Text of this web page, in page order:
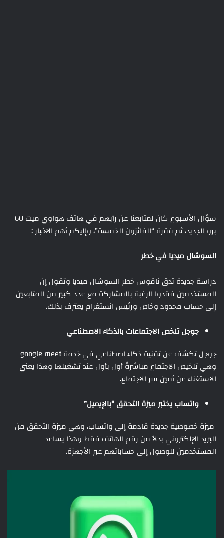
سؤال الأسبوع كان لمتابعنا عن رأيهم في هاتف هواوي ميت 60
برو الجديد، ثم فقرة “الفائزون الخمسة”، وإليكم أهم الاخبار :
السوشال ميديا في خطر
دراسة جديدة تدق ناقوس خطر السوشال ميديا وتقول إن
المستخدمين فقدوا الرغبة بالمشاركة مع عدد كبير من المتابعين
إلى حساب محدود وخاص ورئيس انستغرام يعترف بذلك.
جوجل تلخص الاجتماعات بالذكاء الاصطناعي
جوجل تكشف عن تقنية ذكاء اصطناعي في خدمة google meet
وهي تلخيص الاجتماع مباشرةً أول بأول عند تشغيلها وهذا يعني
الاستغناء عن أمين سر الاجتماع.
واتساب يختبر ميزة التحقق “بالإيميل”
ميزة خصوصية جديدة قادمة إلى واتساب، وهي ميزة التحقق من
البريد الإلكتروني بدلاً من رقم الهاتف فقط وهذا يساعد
المستخدمين للوصول إلى حساباتهم عبر الأجهزة.